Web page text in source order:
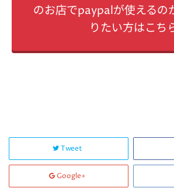
のお店でpaypalが使えるの
りたい方はこち
Tweet
Google+